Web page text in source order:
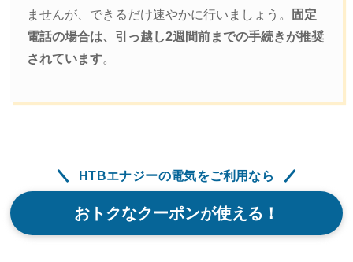
ませんが、できるだけ速やかに行いましょう。
固定
電話の場合は、引っ越し2週間前までの手続きが推奨
されています。
HTBエナジーの電気をご利用なら
おトクなクーポンが使える！